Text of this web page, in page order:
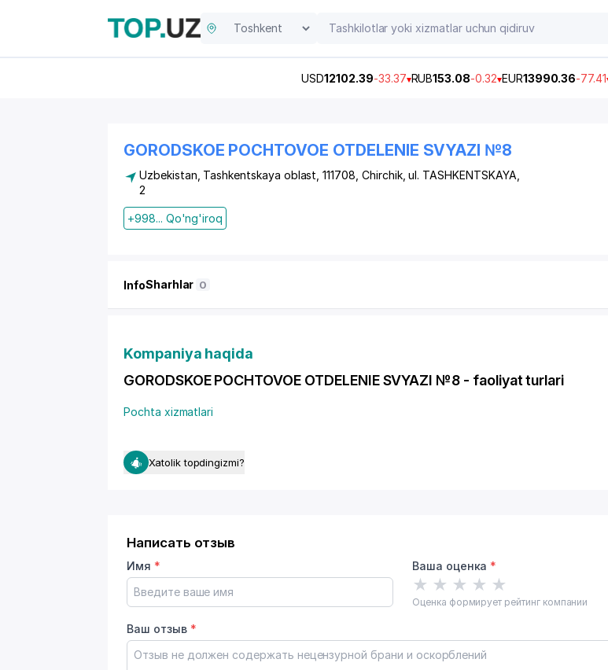
USD12102.39-33.37 RUB153.08-0.32 EUR13990.36-77.41
GORODSKOE POCHTOVOE OTDELENIE SVYAZI №8
Uzbekistan, Tashkentskaya oblast, 111708, Chirchik,ul. TASHKENTSKAYA
2
+998... Qo'ng'iroq
InfoSharhlar 0
Kompaniya haqida
GORODSKOE POCHTOVOE OTDELENIE SVYAZI №8 - faoliyat turlari
Pochta xizmatlari
Xatolik topdingizmi?
Написать отзыв
Имя * Ваша оценка *
★ ★ ★ ★ ★
Оценка формирует рейтинг компании
Ваш отзыв *